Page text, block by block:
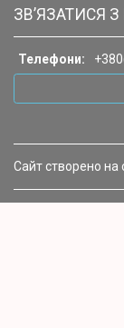
ЗВ’ЯЗАТИСЯ
Телефони:
Сайт створено на